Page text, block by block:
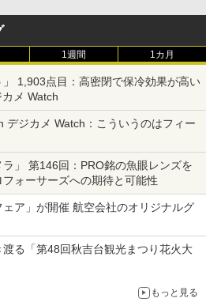
1週間 1カ月
1,903点目：高密閉で保冷効果が高い
メ Watch
デジカメ Watch：こういうのはフィー
」 第146回：PRO銘の魚眼レンズを
フォーサーズへの期待と可能性
ア」が開催 航空会社のオリジナルグ
る「第48回秋吉台観光まつり花火大
もっと見る